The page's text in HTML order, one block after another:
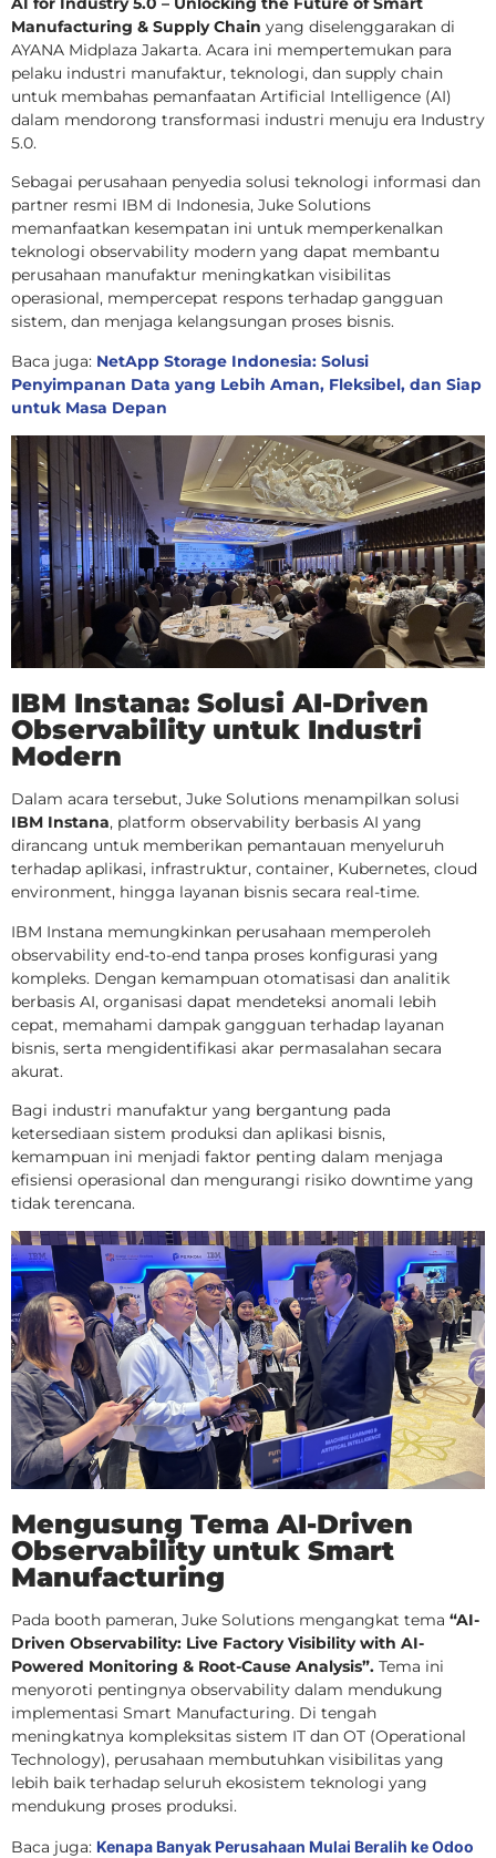
Manufacturing & Supply Chain yang diselenggarakan di
AYANA Midplaza Jakarta. Acara ini mempertemukan para
pelaku industri manufaktur, teknologi, dan supply chain
untuk membahas pemanfaatan Artificial Intelligence (AI)
dalam mendorong transformasi industri menuju era Industry
5.0.
Sebagai perusahaan penyedia solusi teknologi informasi dan
partner resmi IBM di Indonesia, Juke Solutions
memanfaatkan kesempatan ini untuk memperkenalkan
teknologi observability modern yang dapat membantu
perusahaan manufaktur meningkatkan visibilitas
operasional, mempercepat respons terhadap gangguan
sistem, dan menjaga kelangsungan proses bisnis.
Baca juga: NetApp Storage Indonesia: Solusi
Penyimpanan Data yang Lebih Aman, Fleksibel, dan Siap
untuk Masa Depan
IBM Instana: Solusi AI-Driven
Observability untuk Industri
Modern
Dalam acara tersebut, Juke Solutions menampilkan solusi
IBM Instana, platform observability berbasis AI yang
dirancang untuk memberikan pemantauan menyeluruh
terhadap aplikasi, infrastruktur, container, Kubernetes, cloud
environment, hingga layanan bisnis secara real-time.
IBM Instana memungkinkan perusahaan memperoleh
observability end-to-end tanpa proses konfigurasi yang
kompleks. Dengan kemampuan otomatisasi dan analitik
berbasis AI, organisasi dapat mendeteksi anomali lebih
cepat, memahami dampak gangguan terhadap layanan
bisnis, serta mengidentifikasi akar permasalahan secara
akurat.
Bagi industri manufaktur yang bergantung pada
ketersediaan sistem produksi dan aplikasi bisnis,
kemampuan ini menjadi faktor penting dalam menjaga
efisiensi operasional dan mengurangi risiko downtime yang
tidak terencana.
Mengusung Tema AI-Driven
Observability untuk Smart
Manufacturing
Pada booth pameran, Juke Solutions mengangkat tema “AI-
Driven Observability: Live Factory Visibility with AI-
Powered Monitoring & Root-Cause Analysis”. Tema ini
menyoroti pentingnya observability dalam mendukung
implementasi Smart Manufacturing. Di tengah
meningkatnya kompleksitas sistem IT dan OT (Operational
Technology), perusahaan membutuhkan visibilitas yang
lebih baik terhadap seluruh ekosistem teknologi yang
mendukung proses produksi.
Baca juga: Kenapa Banyak Perusahaan Mulai Beralih ke Odoo